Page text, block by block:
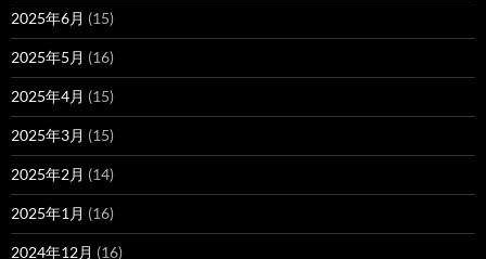
2025年6月 (15)
2025年5月 (16)
2025年4月 (15)
2025年3月 (15)
2025年2月 (14)
2025年1月 (16)
2024年12月 (16)